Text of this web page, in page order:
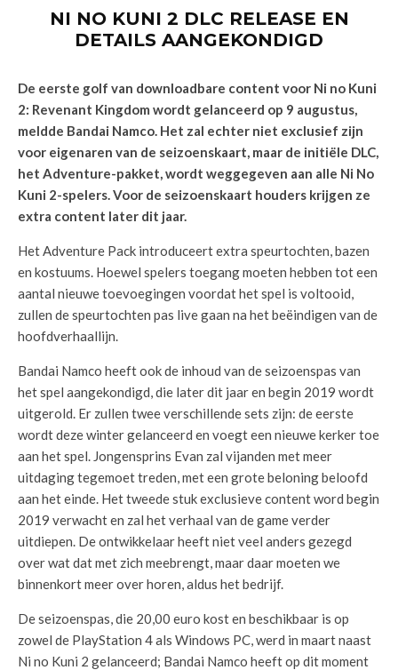
NI NO KUNI 2 DLC RELEASE EN
DETAILS AANGEKONDIGD
De eerste golf van downloadbare content voor Ni no Kuni
2: Revenant Kingdom wordt gelanceerd op 9 augustus,
meldde Bandai Namco. Het zal echter niet exclusief zijn
voor eigenaren van de seizoenskaart, maar de initiële DLC,
het Adventure-pakket, wordt weggegeven aan alle Ni No
Kuni 2-spelers. Voor de seizoenskaart houders krijgen ze
extra content later dit jaar.
Het Adventure Pack introduceert extra speurtochten, bazen
en kostuums. Hoewel spelers toegang moeten hebben tot een
aantal nieuwe toevoegingen voordat het spel is voltooid,
zullen de speurtochten pas live gaan na het beëindigen van de
hoofdverhaallijn.
Bandai Namco heeft ook de inhoud van de seizoenspas van
het spel aangekondigd, die later dit jaar en begin 2019 wordt
uitgerold. Er zullen twee verschillende sets zijn: de eerste
wordt deze winter gelanceerd en voegt een nieuwe kerker toe
aan het spel. Jongensprins Evan zal vijanden met meer
uitdaging tegemoet treden, met een grote beloning beloofd
aan het einde. Het tweede stuk exclusieve content word begin
2019 verwacht en zal het verhaal van de game verder
uitdiepen. De ontwikkelaar heeft niet veel anders gezegd
over wat dat met zich meebrengt, maar daar moeten we
binnenkort meer over horen, aldus het bedrijf.
De seizoenspas, die 20,00 euro kost en beschikbaar is op
zowel de PlayStation 4 als Windows PC, werd in maart naast
Ni no Kuni 2 gelanceerd; Bandai Namco heeft op dit moment